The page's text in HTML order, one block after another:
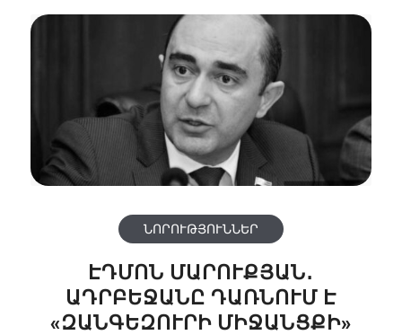
ԷԴՄՈՆ ՄԱՐՈՒՔՅԱՆ․
ԱԴՐԲԵՋԱՆԸ ԴԱՌՆՈՒՄ Է
«ԶԱՆԳԵԶՈՒՐԻ ՄԻՋԱՆՑՔԻ»
ՆՈՐՈՒԹՅՈՒՆՆԵՐ